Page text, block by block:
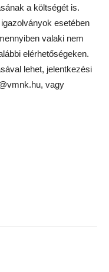
a költségét is.
esetében
valaki nem
elérhetőségeken.
lehet, jelentkezési
vagy